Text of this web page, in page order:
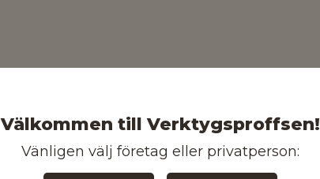
Välkommen till Verktygsproffsen!
Vänligen välj företag eller privatperson: